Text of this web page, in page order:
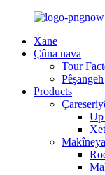
Xane
Çûna nava
Tour
Pêşangeh
Products
Up